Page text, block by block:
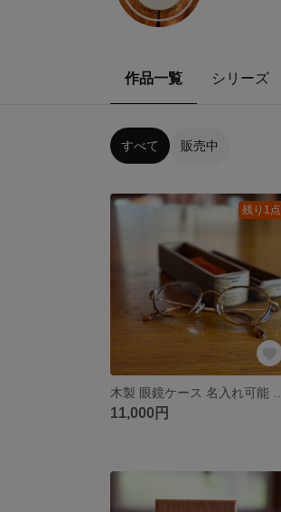
作品一覧 シリーズ
すべて 販売中
残り1点
11,000円